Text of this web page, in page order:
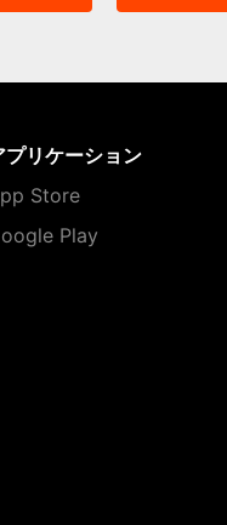
プリケーション
Store
Play